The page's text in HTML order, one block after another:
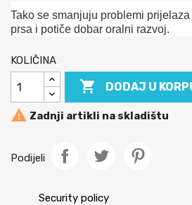
Tako se smanjuju problemi
prsa i potiče dobar oralni razvoj.
KOLIČINA
 DODAJ U
 Zadnji artikli na skladištu
Podijeli
Security policy